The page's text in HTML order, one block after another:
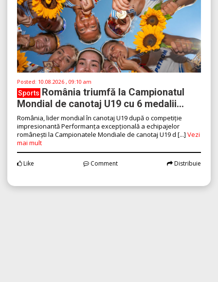
Posted: 10.08.2026 , 09:10 am
Sports România triumfă la Campionatul
Mondial de canotaj U19 cu 6 medalii...
România, lider mondial în canotaj U19 după o competiție
impresionantă Performanța excepțională a echipajelor
românești la Campionatele Mondiale de canotaj U19 d [...] Vezi
mai mult
Like Comment Distribuie